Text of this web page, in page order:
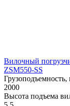
Вилочный
ZSM550-SS
Грузоподъемность,
2000
Высота подъема